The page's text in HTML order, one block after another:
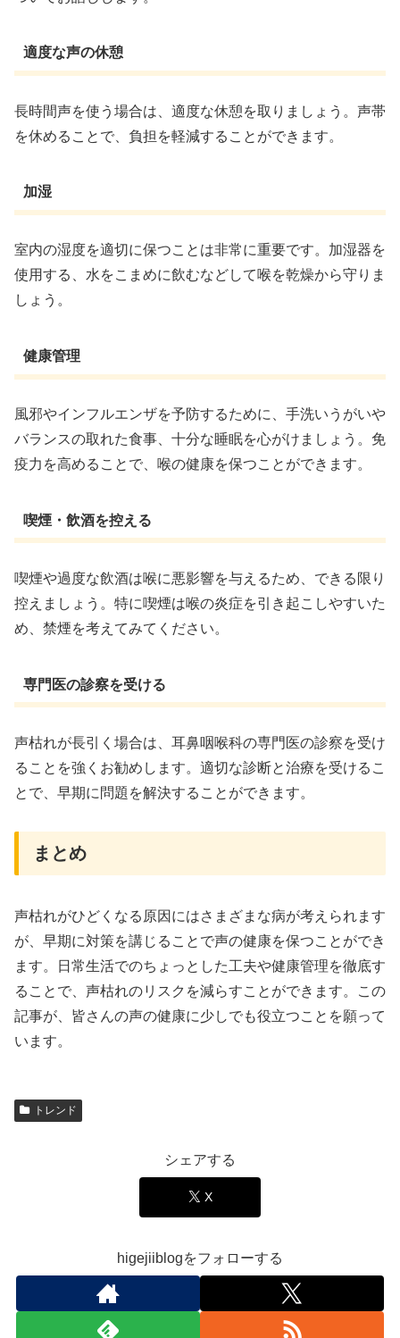
適度な声の休憩
長時間声を使う場合は、適度な休憩を取りましょう。声帯
を休めることで、負担を軽減することができます。
加湿
室内の湿度を適切に保つことは非常に重要です。加湿器を
使用する、水をこまめに飲むなどして喉を乾燥から守りま
しょう。
健康管理
風邪やインフルエンザを予防するために、手洗いうがいや
バランスの取れた食事、十分な睡眠を心がけましょう。免
疫力を高めることで、喉の健康を保つことができます。
喫煙・飲酒を控える
喫煙や過度な飲酒は喉に悪影響を与えるため、できる限り
控えましょう。特に喫煙は喉の炎症を引き起こしやすいた
め、禁煙を考えてみてください。
専門医の診察を受ける
声枯れが長引く場合は、耳鼻咽喉科の専門医の診察を受け
ることを強くお勧めします。適切な診断と治療を受けるこ
とで、早期に問題を解決することができます。
まとめ
声枯れがひどくなる原因にはさまざまな病が考えられます
が、早期に対策を講じることで声の健康を保つことができ
ます。日常生活でのちょっとした工夫や健康管理を徹底す
ることで、声枯れのリスクを減らすことができます。この
記事が、皆さんの声の健康に少しでも役立つことを願って
います。
トレンド
シェアする
X
higejiiblogをフォローする